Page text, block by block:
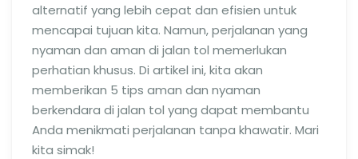
alternatif yang lebih cepat dan efisien untuk
mencapai tujuan kita. Namun, perjalanan yang
nyaman dan aman di jalan tol memerlukan
perhatian khusus. Di artikel ini, kita akan
memberikan 5 tips aman dan nyaman
berkendara di jalan tol yang dapat membantu
Anda menikmati perjalanan tanpa khawatir. Mari
kita simak!